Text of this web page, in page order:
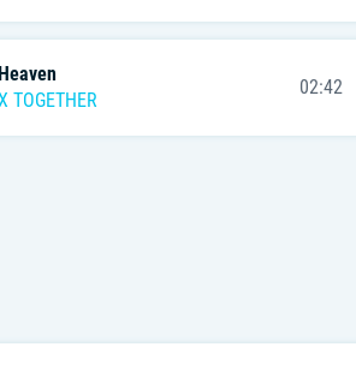
TOGETHER
02:42